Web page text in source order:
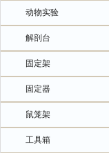
动物实验
解剖台
固定架
固定器
鼠笼架
工具箱